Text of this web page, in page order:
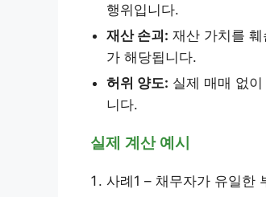
행위입니다.
재산 손괴: 재산 가치를
가 해당됩니다.
허위 양도: 실제 매매 없
니다.
실제 계산 예시
사례1 – 채무자가 유일한